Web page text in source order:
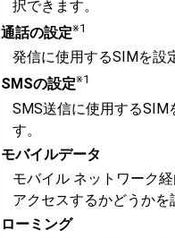
択できます。
通話の設定※1
発信に使用するSIMを設
SMSの設定※1
SMS送信に使用するSIM
す。
モバイルデータ
モバイル ネットワーク
アクセスするかどうかを
ローミング